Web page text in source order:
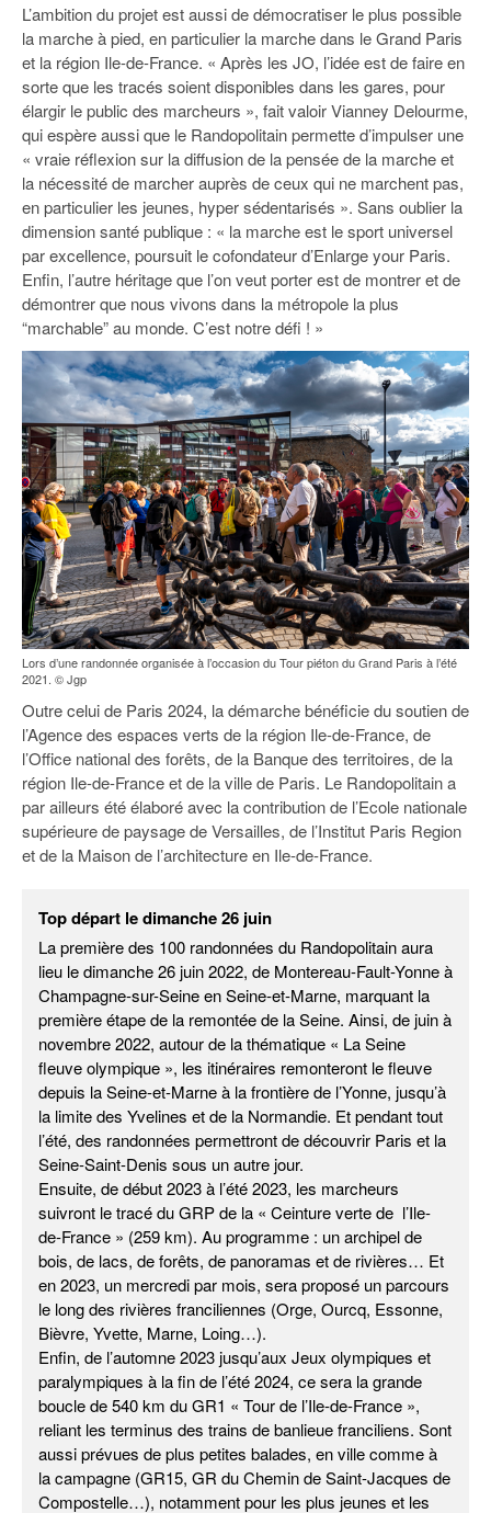
L’ambition du projet est aussi de démocratiser le plus possible
la marche à pied, en particulier la marche dans le Grand Paris
et la région Ile-de-France. « Après les JO, l’idée est de faire en
sorte que les tracés soient disponibles dans les gares, pour
élargir le public des marcheurs », fait valoir Vianney Delourme,
qui espère aussi que le Randopolitain permette d’impulser une
« vraie réflexion sur la diffusion de la pensée de la marche et
la nécessité de marcher auprès de ceux qui ne marchent pas,
en particulier les jeunes, hyper sédentarisés ». Sans oublier la
dimension santé publique : « la marche est le sport universel
par excellence, poursuit le cofondateur d’Enlarge your Paris.
Enfin, l’autre héritage que l’on veut porter est de montrer et de
démontrer que nous vivons dans la métropole la plus
“marchable” au monde. C’est notre défi ! »
Lors d’une randonnée organisée à l’occasion du Tour piéton du Grand Paris à l’été
2021. © Jgp
Outre celui de Paris 2024, la démarche bénéficie du soutien de
l’Agence des espaces verts de la région Ile-de-France, de
l’Office national des forêts, de la Banque des territoires, de la
région Ile-de-France et de la ville de Paris. Le Randopolitain a
par ailleurs été élaboré avec la contribution de l’Ecole nationale
supérieure de paysage de Versailles, de l’Institut Paris Region
et de la Maison de l’architecture en Ile-de-France.
Top départ le dimanche 26 juin
La première des 100 randonnées du Randopolitain aura
lieu le dimanche 26 juin 2022, de Montereau-Fault-Yonne à
Champagne-sur-Seine en Seine-et-Marne, marquant la
première étape de la remontée de la Seine. Ainsi, de juin à
novembre 2022, autour de la thématique « La Seine
fleuve olympique », les itinéraires remonteront le fleuve
depuis la Seine-et-Marne à la frontière de l’Yonne, jusqu’à
la limite des Yvelines et de la Normandie. Et pendant tout
l’été, des randonnées permettront de découvrir Paris et la
Seine-Saint-Denis sous un autre jour.
Ensuite, de début 2023 à l’été 2023, les marcheurs
suivront le tracé du GRP de la « Ceinture verte de l’Ile-
de-France » (259 km). Au programme : un archipel de
bois, de lacs, de forêts, de panoramas et de rivières… Et
en 2023, un mercredi par mois, sera proposé un parcours
le long des rivières franciliennes (Orge, Ourcq, Essonne,
Bièvre, Yvette, Marne, Loing…).
Enfin, de l’automne 2023 jusqu’aux Jeux olympiques et
paralympiques à la fin de l’été 2024, ce sera la grande
boucle de 540 km du GR1 « Tour de l’Ile-de-France »,
reliant les terminus des trains de banlieue franciliens. Sont
aussi prévues de plus petites balades, en ville comme à
la campagne (GR15, GR du Chemin de Saint-Jacques de
Compostelle…), notamment pour les plus jeunes et les